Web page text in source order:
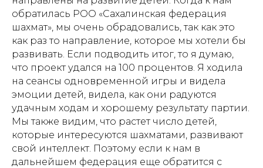
обратилась РОО «Сахалинская федерация
шахмат», мы очень обрадовались, так как это
как раз то направление, которое мы хотели бы
развивать. Если подводить итог, то я думаю,
что проект удался на 100 процентов. Я ходила
на сеансы одновременной игры и видела
эмоции детей, видела, как они радуются
удачным ходам и хорошему результату партии.
Мы также видим, что растет число детей,
которые интересуются шахматами, развивают
свой интеллект. Поэтому если к нам в
дальнейшем федерация еще обратится с